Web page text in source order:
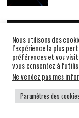
COIN
Nous utilisons des
l’expérience la plus
préférences et vos
vous consentez à
Ne vendez pas mes
Paramètres des cookies